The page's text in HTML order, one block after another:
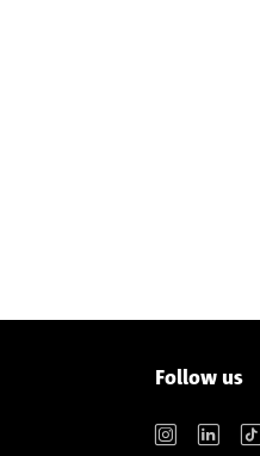
Follow us
Instagram LinkedIn